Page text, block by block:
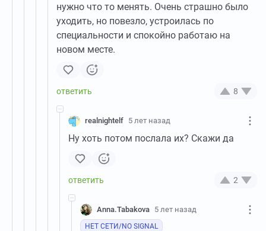
нужно что то менять. Очень страшно было
уходить, но повезло, устроилась по
специальности и спокойно работаю на
новом месте.
8
realnightelf 5 лет назад
Ну хоть потом послала их? Скажи да
2
Anna.Tabakova 5 лет назад
НЕТ СЕТИ/NO SIGNAL